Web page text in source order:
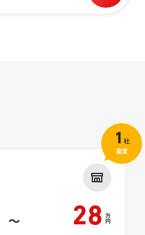
～ 28 万
円
1 社
査定